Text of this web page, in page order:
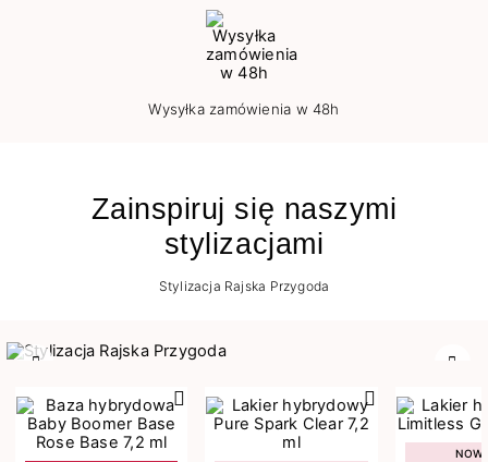
Wysyłka zamówienia w 48h
Zainspiruj się naszymi
stylizacjami
Stylizacja Rajska Przygoda